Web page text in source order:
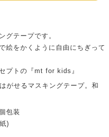
グテープです。
絵をかくように自由にちぎって
プトの『mt for kids』
がせるマスキングテープ。和
包装
)